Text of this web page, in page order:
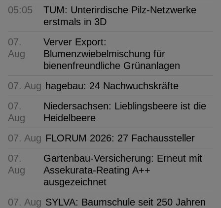
05:05
TUM: Unterirdische Pilz-Netzwerke
erstmals in 3D
07.
Aug
Verver Export:
Blumenzwiebelmischung für
bienenfreundliche Grünanlagen
07. Aug hagebau: 24 Nachwuchskräfte
07.
Aug
Niedersachsen: Lieblingsbeere ist die
Heidelbeere
07. Aug FLORUM 2026: 27 Fachaussteller
07.
Aug
Gartenbau-Versicherung: Erneut mit
Assekurata-Reating A++
ausgezeichnet
07. Aug SYLVA: Baumschule seit 250 Jahren